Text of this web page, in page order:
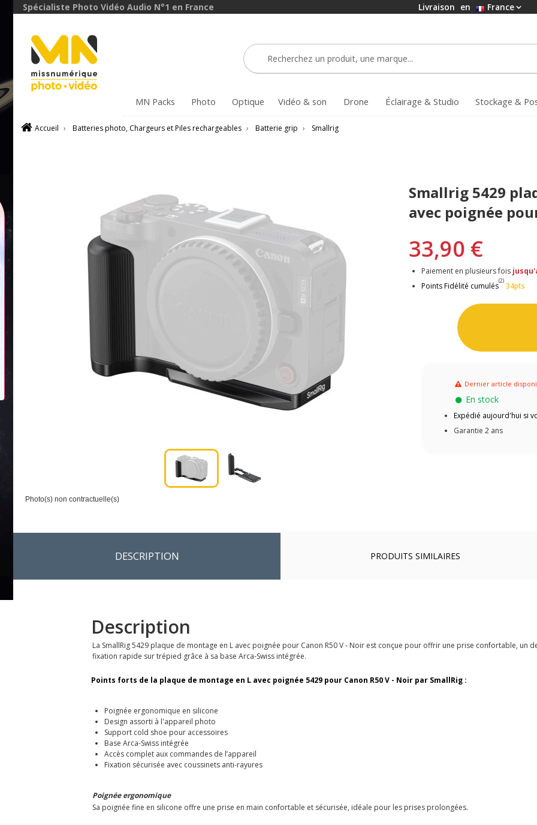
Spécialiste Photo Vidéo Audio N°1 en France Livraison en France
MN Packs Photo Optique Vidéo & son Drone Éclairage & Studio Stockage &
Accueil › Batteries photo, Chargeurs et Piles rechargeables › Batterie grip › Smallrig
Photo(s) non contractuelle(s)
Smallrig 5429
avec poignée
33,90 €
Paiement en plusieurs fois
Points Fidélité cumulés
(2)
34pts
Dernier article
En stock
Expédié aujourd'hui si
Garantie 2 ans
DESCRIPTION PRODUITS SIMILAIRES
Description
La SmallRig 5429 plaque de montage en L avec poignée pour Canon R50 V - Noir est conçue pour offrir une prise confortable, un
fixation rapide sur trépied grâce à sa base Arca-Swiss intégrée.
Points forts de la plaque de montage en L avec poignée 5429 pour Canon R50 V - Noir par SmallRig :
Poignée ergonomique en silicone
Design assorti à l'appareil photo
Support cold shoe pour accessoires
Base Arca-Swiss intégrée
Accès complet aux commandes de l’appareil
Fixation sécurisée avec coussinets anti-rayures
Poignée ergonomique
Sa poignée fine en silicone offre une prise en main confortable et sécurisée, idéale pour les prises prolongées.